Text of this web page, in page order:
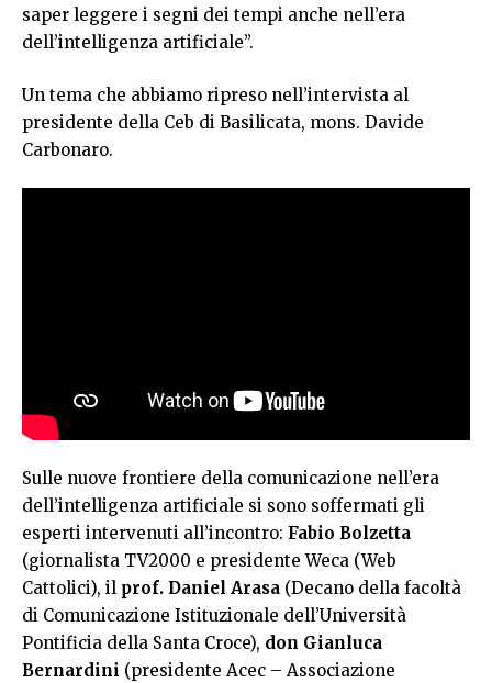
saper leggere i segni dei tempi anche nell’era
dell’intelligenza artificiale”.
Un tema che abbiamo ripreso nell’intervista al
presidente della Ceb di Basilicata, mons. Davide
Carbonaro.
Sulle nuove frontiere della comunicazione nell’era
dell’intelligenza artificiale si sono soffermati gli
esperti intervenuti all’incontro: Fabio Bolzetta
(giornalista TV2000 e presidente Weca (Web
Cattolici), il prof. Daniel Arasa (Decano della facoltà
di Comunicazione Istituzionale dell’Università
Pontificia della Santa Croce), don Gianluca
Bernardini (presidente Acec – Associazione